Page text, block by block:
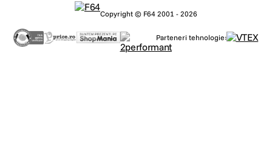
Copyright © F64 2001 - 2026
Parteneri tehnologie: